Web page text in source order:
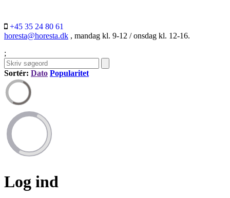
+45 35 24 80 61
horesta@horesta.dk , mandag kl. 9-12 / onsdag kl. 12-16.
;
Sortér: Dato Popularitet
Log ind